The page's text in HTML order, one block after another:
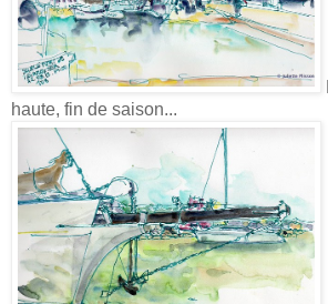
haute, fin de saison...